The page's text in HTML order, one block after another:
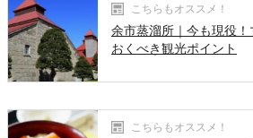
こちらもオススメ！
余市蒸溜所｜今も現役
おくべき観光ポイント
こちらもオススメ！